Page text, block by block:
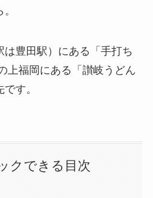
豊田駅）にある「手打ち
上福岡にある「讃岐うどん
す。
クできる目次